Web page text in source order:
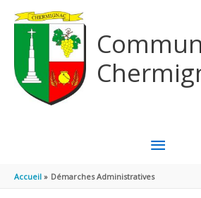
MENU
Accueil Démarches Administratives